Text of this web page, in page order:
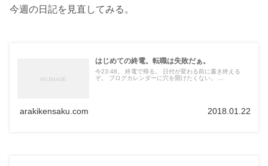
今週の日記を見直してみる。
はじめての終電。転職は失敗だぁ。
今23:48。 終電で帰る。 日付が変わる前に書き終える
ぞ。 ブログカレンダーに穴を開けたくない。 ...
arakikensaku.com 2018.01.22